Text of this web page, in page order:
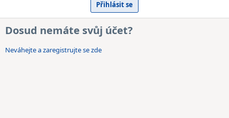
Dosud nemáte svůj účet?
Neváhejte a zaregistrujte se zde